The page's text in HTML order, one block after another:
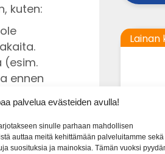
palvelua evästeiden avulla!
sinulle parhaan mahdollisen
auttaa meitä kehittämään palveluitamme sekä
suosituksia ja mainoksia. Tämän vuoksi
kuten:
(esim.
ennen
kuin
Lainan
500 € -